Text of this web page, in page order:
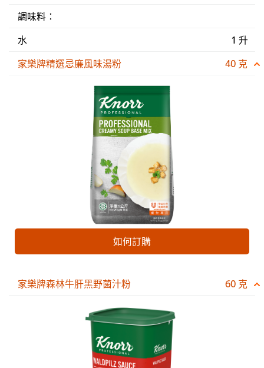
調味料：
水
1 升
家樂牌精選忌廉風味湯粉
40 克
如何訂購
家樂牌森林牛肝黑野菌汁粉 60 克